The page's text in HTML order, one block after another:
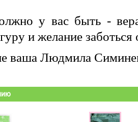
у вас быть -
и желание заботься
ваша Людмила